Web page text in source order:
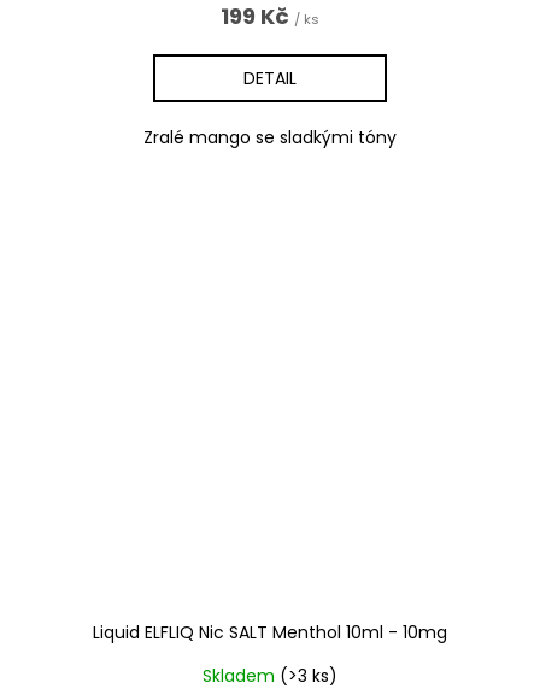
199 Kč / ks
DETAIL
Zralé mango se sladkými tóny
Liquid ELFLIQ Nic SALT Menthol 10ml - 10mg
Skladem (>3 ks)